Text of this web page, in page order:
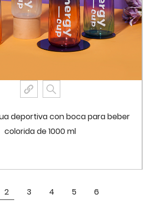
de 750 ml. El peso ligero de
su portabilidad, lo que la convierte
para quienes necesitan una
o la asegures a tu equipo con
de tu rutina diaria.
de 750 ml, la botella de agua
agua para mantenerse
deportiva con boca para beber
colorida de 1000 ml
2 3 4 5 6